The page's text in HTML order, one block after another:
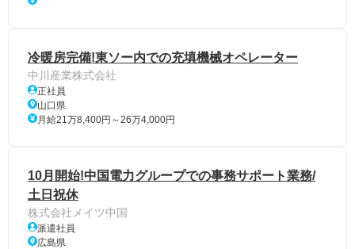
冷暖房完備!東ソー内での充填機械オペレーター
中川産業株式会社
正社員
山口県
月給21万8,400円～26万4,000円
10月開始!中国電力グループでの事務サポート業務/
土日祝休
株式会社メイツ中国
派遣社員
広島県